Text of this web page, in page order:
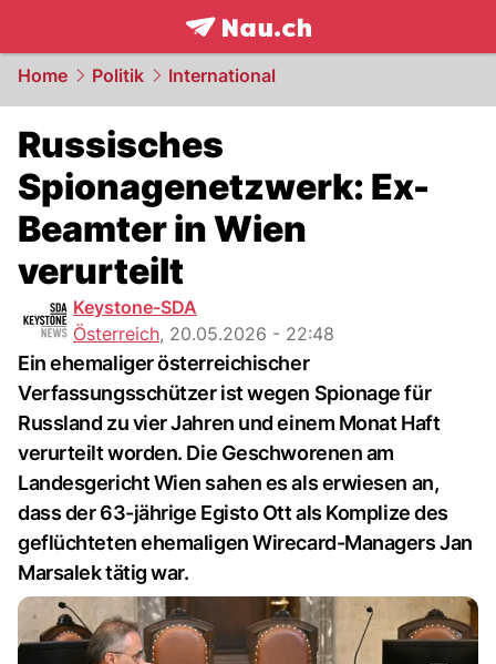
frontpage.NAU.ch
Home Politik International
Russisches
Spionagenetzwerk: Ex-
Beamter in Wien
verurteilt
Keystone-SDA
Österreich, 20.05.2026 - 22:48
Ein ehemaliger österreichischer
Verfassungsschützer ist wegen Spionage für
Russland zu vier Jahren und einem Monat Haft
verurteilt worden. Die Geschworenen am
Landesgericht Wien sahen es als erwiesen an,
dass der 63-jährige Egisto Ott als Komplize des
geflüchteten ehemaligen Wirecard-Managers Jan
Marsalek tätig war.